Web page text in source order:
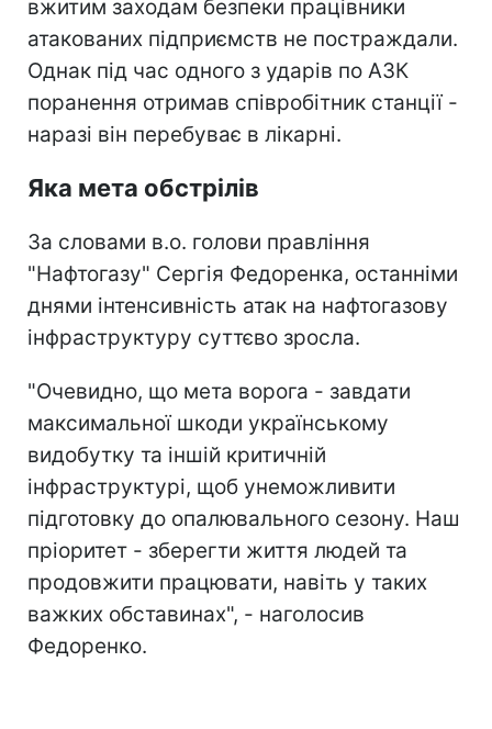
вжитим заходам безпеки працівники
атакованих підприємств не постраждали.
Однак під час одного з ударів по АЗК
поранення отримав співробітник станції -
наразі він перебуває в лікарні.
Яка мета обстрілів
За словами в.о. голови правління
"Нафтогазу" Сергія Федоренка, останніми
днями інтенсивність атак на нафтогазову
інфраструктуру суттєво зросла.
"Очевидно, що мета ворога - завдати
максимальної шкоди українському
видобутку та іншій критичній
інфраструктурі, щоб унеможливити
підготовку до опалювального сезону. Наш
пріоритет - зберегти життя людей та
продовжити працювати, навіть у таких
важких обставинах", - наголосив
Федоренко.